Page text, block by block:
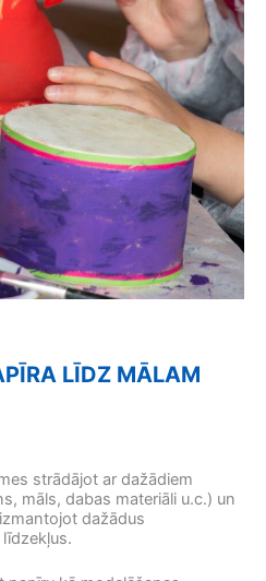
LĪDZ MĀLAM
strādājot ar dažādiem
māls, dabas materiāli u.c.) un
dažādus